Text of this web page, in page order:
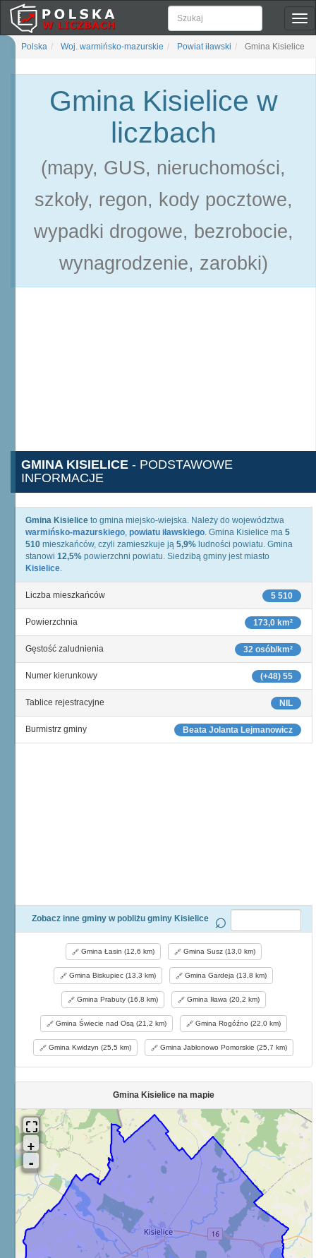
Polska Woj. warmińsko-mazurskie Powiat iławski Gmina Kisielice
Gmina Kisielice w
liczbach
(mapy, GUS, nieruchomości,
szkoły, regon, kody pocztowe,
wypadki drogowe, bezrobocie,
wynagrodzenie, zarobki)
GMINA KISIELICE - PODSTAWOWE
INFORMACJE
Gmina Kisielice to gmina miejsko-wiejska. Należy do województwa
warmińsko-mazurskiego, powiatu iławskiego. Gmina Kisielice ma 5
510 mieszkańców, czyli zamieszkuje ją 5,9% ludności powiatu. Gmina
stanowi 12,5% powierzchni powiatu. Siedzibą gminy jest miasto
Kisielice.
5 510
Liczba mieszkańców
173,0 km²
Powierzchnia
32 osób/km²
Gęstość zaludnienia
(+48) 55
Numer kierunkowy
NIL
Tablice rejestracyjne
Beata Jolanta Lejmanowicz
Burmistrz gminy
Zobacz inne gminy w pobliżu gminy Kisielice
Gmina Łasin (12,6 km) Gmina Susz (13,0 km)
Gmina Biskupiec (13,3 km) Gmina Gardeja (13,8 km)
Gmina Prabuty (16,8 km) Gmina Iława (20,2 km)
Gmina Świecie nad Osą (21,2 km) Gmina Rogóźno (22,0 km)
Gmina Kwidzyn (25,5 km) Gmina Jabłonowo Pomorskie (25,7 km)
Gmina Kisielice na mapie